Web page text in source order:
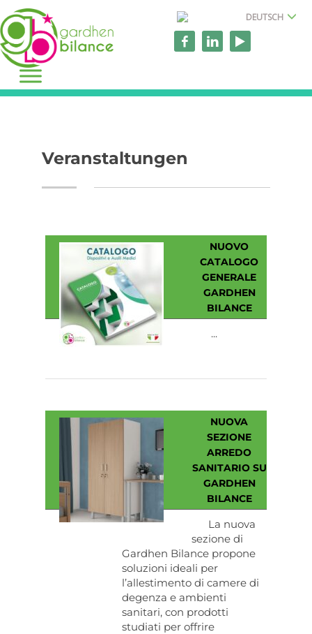
DEUTSCH
Veranstaltungen
NUOVO
CATALOGO
GENERALE
GARDHEN
BILANCE
...
NUOVA
SEZIONE
ARREDO
SANITARIO SU
GARDHEN
BILANCE
La nuova
sezione di
Gardhen Bilance propone
soluzioni ideali per
l’allestimento di camere di
degenza e ambienti
sanitari, con prodotti
studiati per offrire